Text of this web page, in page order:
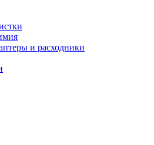
и расходники